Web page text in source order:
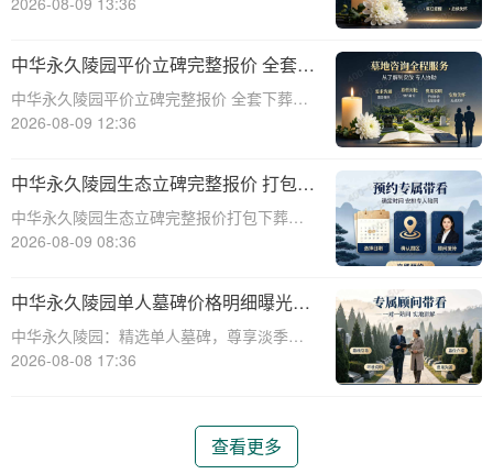
园，作为业界领先的陵园服务提供商，深知
每一座墓碑背后承载的深情与敬意。
中华永久陵园平价立碑完整报价 全套下
葬流程打包降价详解
中华永久陵园平价立碑完整报价 全套下葬流
程打包降价详解☎ 中华永久陵园电话:400-
生老病死。当我们的亲人离开这个世界，留
下的是无尽的思念和缅怀。而中华
2026-08-09 12:36
中华永久陵园生态立碑完整报价 打包下
葬服务同步享折扣详解
中华永久陵园生态立碑完整报价打包下葬服
务同步享折扣详解☎ 中华永久陵园电话:400-
之一，一直致力于为用户提供高品质的殡葬
服务。生态立碑作为一种新型的殡
2026-08-09 08:36
中华永久陵园单人墓碑价格明细曝光：
淡季下单立省数千，限时优惠深度解析
中华永久陵园：精选单人墓碑，尊享淡季限
时优惠☎ 中华永久陵园电话:400-838-5063
任。本文将全面解析中华永久陵园多款
2026-08-08 17:36
查看更多